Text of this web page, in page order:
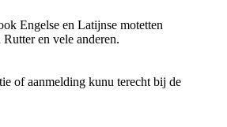
Engelse en Latijnse motetten
en vele anderen.
of aanmelding kunu terecht bij de